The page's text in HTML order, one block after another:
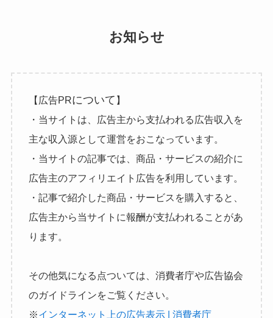
お知らせ
【広告PRについて 】
・当サイトは、広告主から支払われる広告収入を
主な収入源として運営をおこなっています。
・当サイトの記事では、商品・サービスの紹介に
広告主のアフィリエイト広告を利用しています。
・記事で紹介した商品・サービスを購入すると、
広告主から当サイトに報酬が支払われることがあ
ります。
その他気になる点ついては、消費者庁や広告協会
のガイドラインをご覧ください。
※インターネット上の広告表示 | 消費者庁